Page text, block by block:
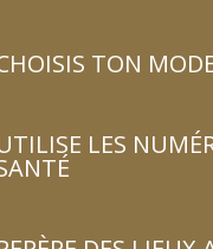
TON
LES